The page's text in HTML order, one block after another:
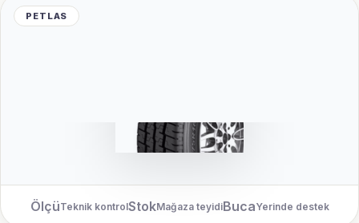
PETLAS
ÖlçüTeknik kontrolStokMağaza teyidiBucaYerinde destek